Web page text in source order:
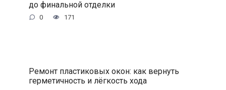
до финальной отделки
0 171
Ремонт пластиковых окон: как вернуть
герметичность и лёгкость хода